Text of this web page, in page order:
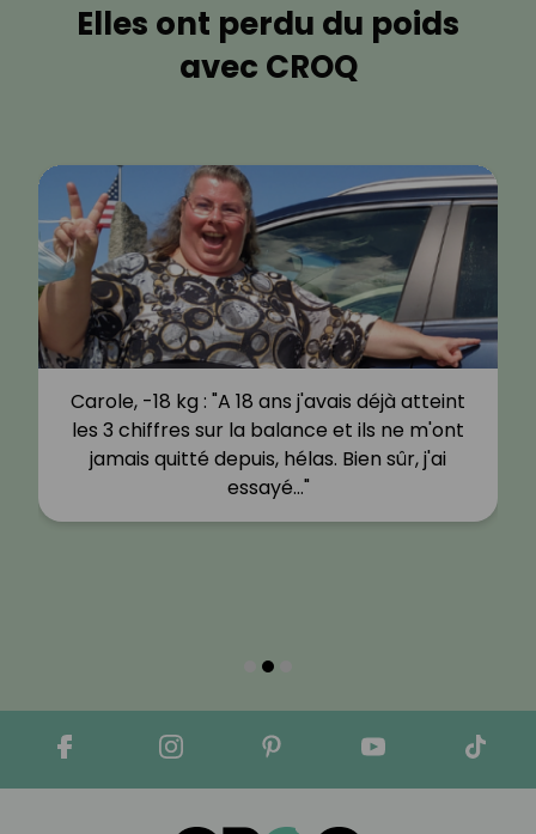
Elles ont perdu du poids
avec CROQ
Carole, -18 kg : "A 18 ans j'avais déjà atteint
les 3 chiffres sur la balance et ils ne m'ont
jamais quitté depuis, hélas. Bien sûr, j'ai
essayé…"